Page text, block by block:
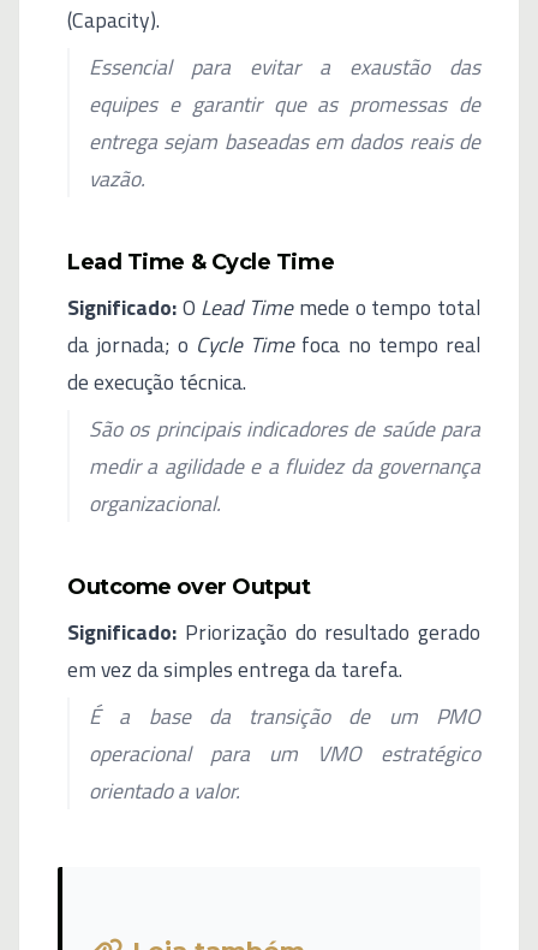
(Capacity).
Essencial para evitar a exaustão das
equipes e garantir que as promessas de
entrega sejam baseadas em dados reais de
vazão.
Lead Time & Cycle Time
Significado:O Lead Timemede o tempo total
da jornada; o Cycle Timefoca no tempo real
de execução técnica.
São os principais indicadores de saúde para
medir a agilidade e a fluidez da governança
organizacional.
Outcome over Output
Significado: Priorização do resultado gerado
em vez da simples entrega da tarefa.
É a base da transição de um PMO
operacional para um VMO estratégico
orientado a valor.